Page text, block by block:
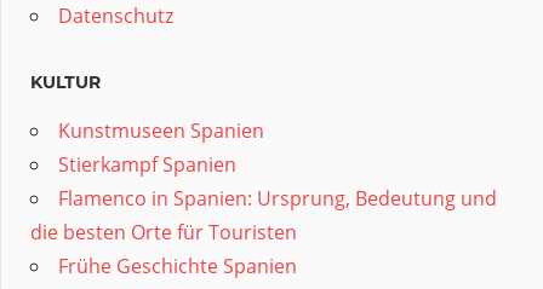
Datenschutz
KULTUR
Kunstmuseen Spanien
Stierkampf Spanien
Flamenco in Spanien: Ursprung, Bedeutung und
die besten Orte für Touristen
Frühe Geschichte Spanien